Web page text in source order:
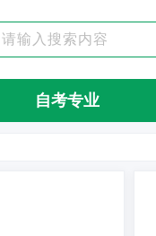
自考专业